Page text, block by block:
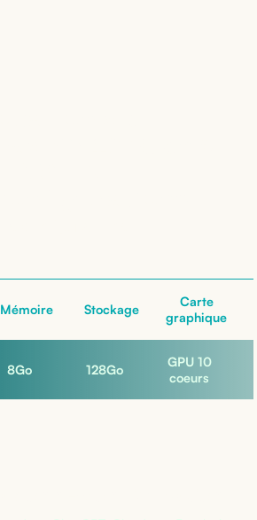
Mémoire Stockage
Carte
graphique
8Go 128Go
GPU 10
coeurs